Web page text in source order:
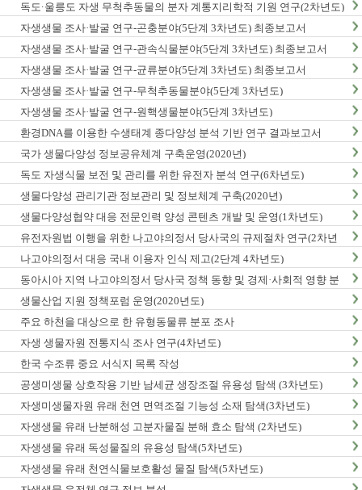
독도·울릉도 자생 무척추동물의 분자 계통지리학적 기원 연구(2차년도)
자생생물 조사·발굴 연구-곤충분야(5단계 3차년도) 최종보고서
자생생물 조사·발굴 연구-관속식물분야(5단계 3차년도) 최종보고서
자생생물 조사·발굴 연구-균류분야(5단계 3차년도) 최종보고서
자생생물 조사·발굴 연구-무척추동물분야(5단계 3차년도)
자생생물 조사·발굴 연구-원핵생물분야(5단계 3차년도)
환경DNA를 이용한 수생태계 종다양성 분석 기반 연구 결과보고서
국가 생물다양성 정보공유체계 구축운영(2020년)
독도 자생식물 보전 및 관리를 위한 유전자 분석 연구(6차년도)
생물다양성 관리기관 정보관리 및 정보체계 구축(2020년)
생물다양성협약 대응 전문인력 양성 콘텐츠 개발 및 운영(1차년도)
유전자원법 이행을 위한 나고야의정서 당사국의 규제절차 연구(2차년
도)
나고야의정서 대응 국내 이용자 인식 제고(2단계 4차년도)
동아시아 지역 나고야의정서 당사국 정책 동향 및 경제·사회적 영향 분
석 최종보고서
생물산업 지원 정책포럼 운영(2020년도)
주요 하천을 대상으로 한 유형동물류 분포 조사
자생 생물자원 전통지식 조사 연구(4차년도)
한국 수조류 중요 서식지 목록 작성
공생미생물 상호작용 기반 남세균 생장조절 유용성 탐색 (3차년도)
자생미생물자원 유래 천연 면역조절 기능성 소재 탐색(3차년도)
자생생물 유래 난분해성 고분자물질 분해 효소 탐색 (2차년도)
자생생물 유래 독성물질의 유용성 탐색(5차년도)
자생생물 유래 천연식물보호활성 물질 탐색(5차년도)